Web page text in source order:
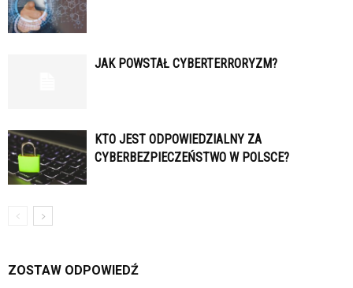
JAK POWSTAŁ CYBERTERRORYZM?
KTO JEST ODPOWIEDZIALNY ZA
CYBERBEZPIECZEŃSTWO W POLSCE?
ZOSTAW ODPOWIEDŹ